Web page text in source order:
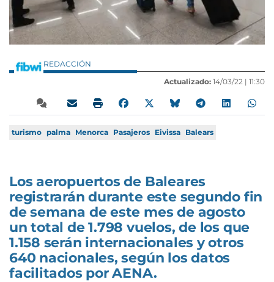
REDACCIÓN
Actualizado: 14/03/22 | 11:30
turismo palma Menorca Pasajeros Eivissa Balears
Los aeropuertos de Baleares
registrarán durante este segundo fin
de semana de este mes de agosto
un total de 1.798 vuelos, de los que
1.158 serán internacionales y otros
640 nacionales, según los datos
facilitados por AENA.